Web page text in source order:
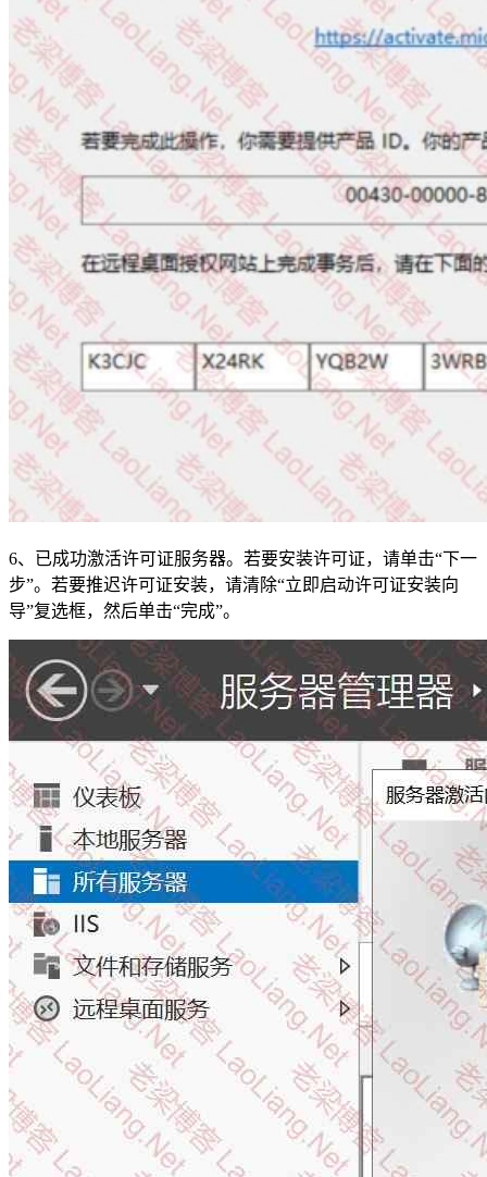
6、已成功激活许可证服务器。若要安装许可证，请单击“下一
步”。若要推迟许可证安装，请清除“立即启动许可证安装向
导”复选框，然后单击“完成”。